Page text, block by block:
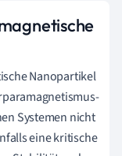
Nanopartikel
Systemen nicht
eine kritische